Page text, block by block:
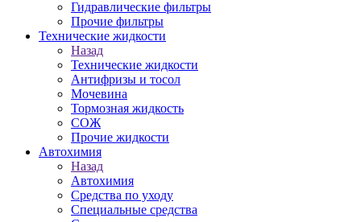
Гидравлические фильтры
Прочие фильтры
Технические жидкости
Назад
Технические жидкости
Антифризы и тосол
Мочевина
Тормозная жидкость
СОЖ
Прочие жидкости
Автохимия
Назад
Автохимия
Средства по уходу
Специальные средства